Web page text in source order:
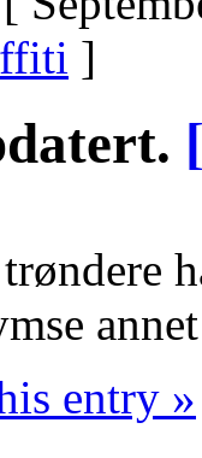
]
entry »